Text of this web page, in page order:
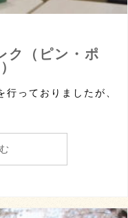
（ピン・ポ
っておりましたが、